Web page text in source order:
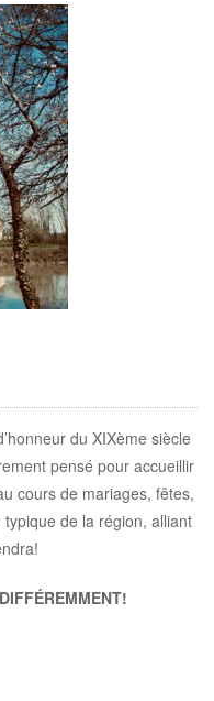
du XIXème siècle
pensé pour accueillir
cours de mariages, fêtes,
de la région, alliant